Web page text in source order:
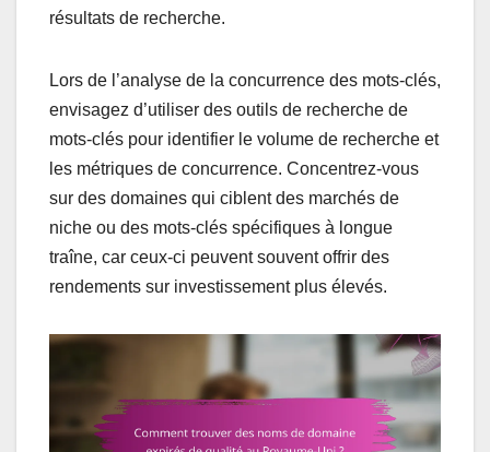
résultats de recherche.
Lors de l’analyse de la concurrence des mots-clés,
envisagez d’utiliser des outils de recherche de
mots-clés pour identifier le volume de recherche et
les métriques de concurrence. Concentrez-vous
sur des domaines qui ciblent des marchés de
niche ou des mots-clés spécifiques à longue
traîne, car ceux-ci peuvent souvent offrir des
rendements sur investissement plus élevés.